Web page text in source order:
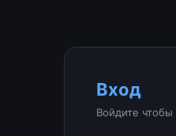
Вход
Войдите